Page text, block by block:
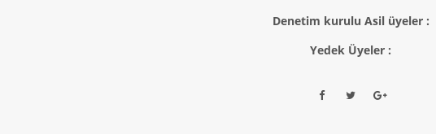
Denetim kurulu Asil üyeler :
Yedek Üyeler :